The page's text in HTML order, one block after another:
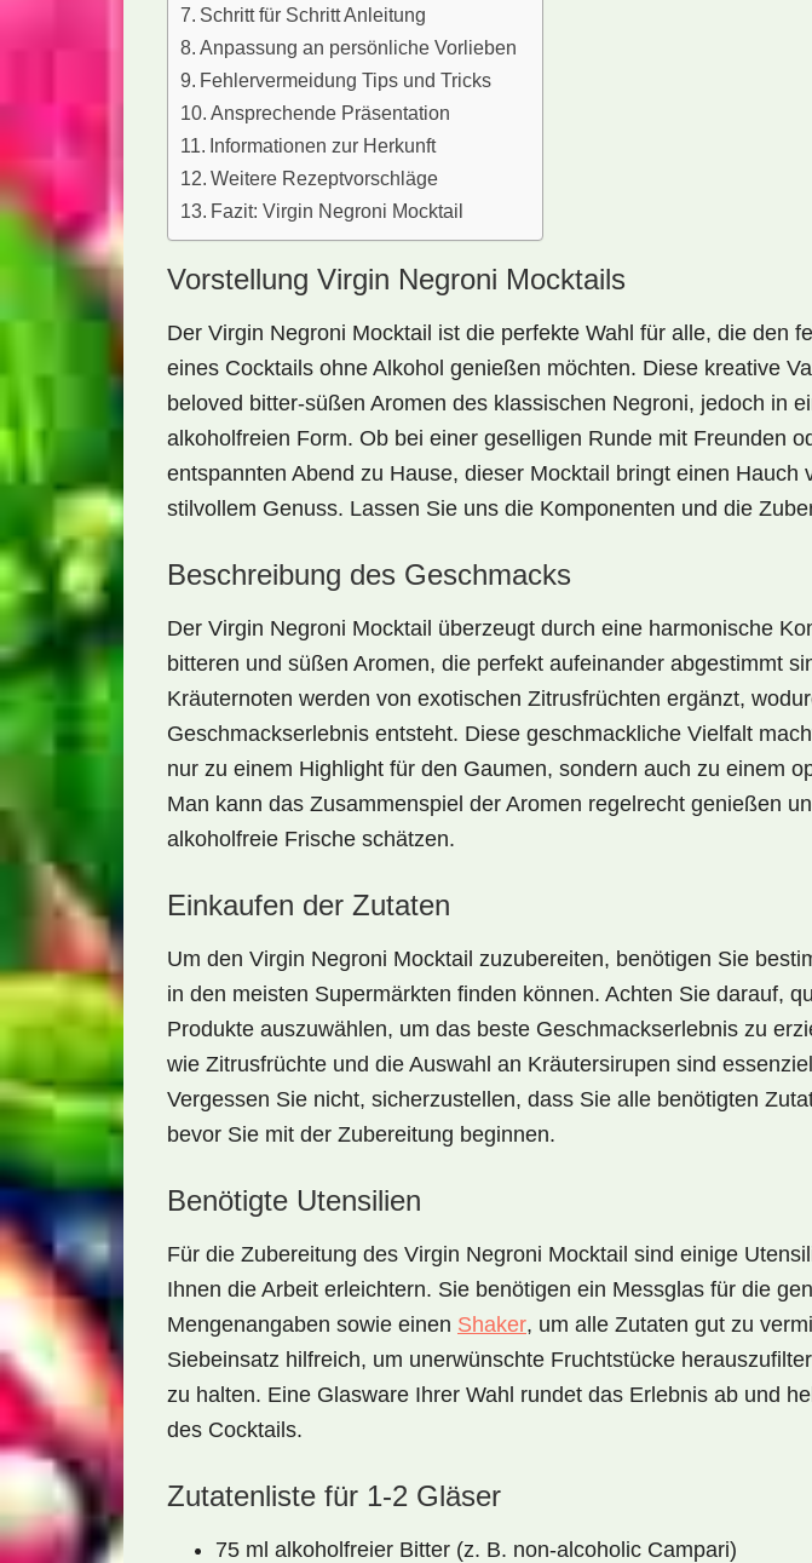
Schritt für Schritt Anleitung
Anpassung an persönliche Vorlieben
Fehlervermeidung Tips und Tricks
Ansprechende Präsentation
Informationen zur Herkunft
Weitere Rezeptvorschläge
Fazit: Virgin Negroni Mocktail
Vorstellung Virgin Negroni Mocktails
Der Virgin Negroni Mocktail ist die perfekte Wahl für alle, die den
eines Cocktails ohne Alkohol genießen möchten. Diese kreative
beloved bitter-süßen Aromen des klassischen Negroni, jedoch in
alkoholfreien Form. Ob bei einer geselligen Runde mit Freunden
entspannten Abend zu Hause, dieser Mocktail bringt einen Hauch
stilvollem Genuss. Lassen Sie uns die Komponenten und die
Beschreibung des Geschmacks
Der Virgin Negroni Mocktail überzeugt durch eine harmonische
bitteren und süßen Aromen, die perfekt aufeinander abgestimmt
Kräuternoten werden von exotischen Zitrusfrüchten ergänzt,
Geschmackserlebnis entsteht. Diese geschmackliche Vielfalt
nur zu einem Highlight für den Gaumen, sondern auch zu einem
Man kann das Zusammenspiel der Aromen regelrecht genießen
alkoholfreie Frische schätzen.
Einkaufen der Zutaten
Um den Virgin Negroni Mocktail zuzubereiten, benötigen Sie
in den meisten Supermärkten finden können. Achten Sie darauf,
Produkte auszuwählen, um das beste Geschmackserlebnis zu
wie Zitrusfrüchte und die Auswahl an Kräutersirupen sind
Vergessen Sie nicht, sicherzustellen, dass Sie alle benötigten
bevor Sie mit der Zubereitung beginnen.
Benötigte Utensilien
Für die Zubereitung des Virgin Negroni Mocktail sind einige
Ihnen die Arbeit erleichtern. Sie benötigen ein Messglas für die
Mengenangaben sowie einen Shaker, um alle Zutaten gut zu
Siebeinsatz hilfreich, um unerwünschte Fruchtstücke
zu halten. Eine Glasware Ihrer Wahl rundet das Erlebnis ab und
des Cocktails.
Zutatenliste für 1-2 Gläser
75 ml alkoholfreier Bitter (z. B. non-alcoholic Campari)